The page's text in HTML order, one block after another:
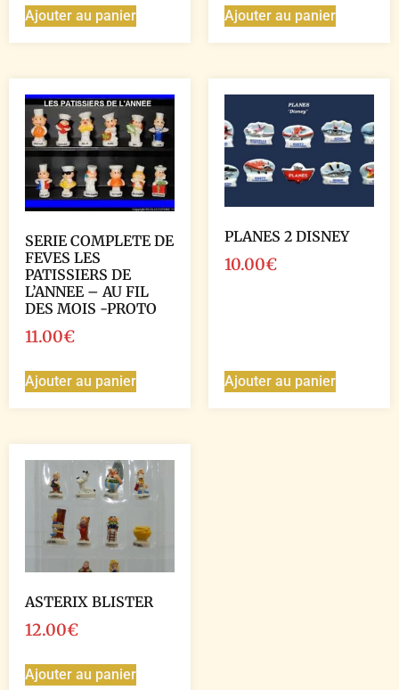
Ajouter au panier Ajouter au panier
SERIE COMPLETE DE
FEVES LES
PATISSIERS DE
L’ANNEE – AU FIL
DES MOIS -PROTO
11.00€
Ajouter au panier
PLANES 2 DISNEY
10.00€
Ajouter au panier
ASTERIX BLISTER
12.00€
Ajouter au panier